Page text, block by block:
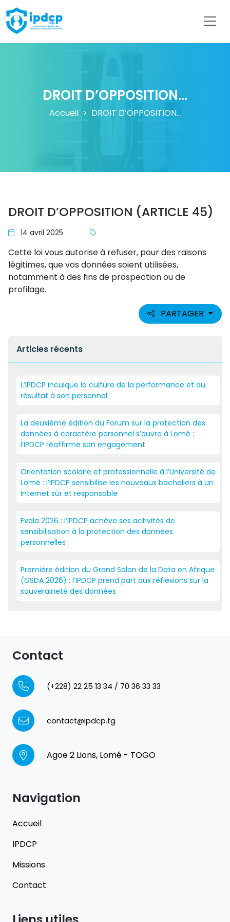
IPDCP
DROIT D’OPPOSITION...
Accueil DROIT D’OPPOSITION...
DROIT D’OPPOSITION (ARTICLE 45)
14 avril 2025
Cette loi vous autorise à refuser, pour des raisons
légitimes, que vos données soient utilisées,
notamment à des fins de prospection ou de
profilage.
PARTAGER
Articles récents
L’IPDCP inculque la culture de la performance et du
résultat à son personnel
La deuxième édition du Forum sur la protection des
données à caractère personnel s’ouvre à Lomé :
l’IPDCP réaffirme son engagement
Orientation scolaire et professionnelle à l’Université de
Lomé : l’IPDCP sensibilise les nouveaux bacheliers à un
Internet sûr et responsable
Evala 2026 : l’IPDCP achève ses activités de
sensibilisation à la protection des données
personnelles
Première édition du Grand Salon de la Data en Afrique
(GSDA 2026) : l’IPDCP prend part aux réflexions sur la
souveraineté des données
Contact
(+228) 22 25 13 34 / 70 36 33 33
contact@ipdcp.tg
Agoe 2 Lions, Lomé - TOGO
Navigation
Accueil
IPDCP
Missions
Contact